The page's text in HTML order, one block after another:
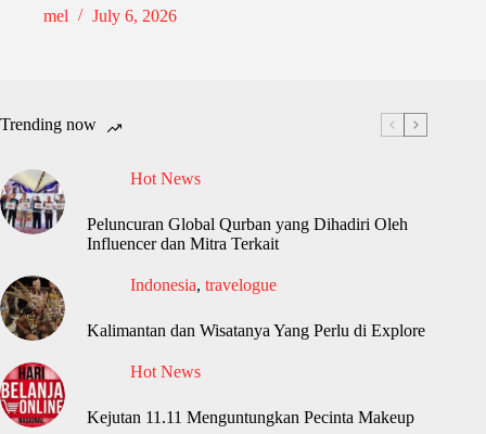
mel
July 6, 2026
Trending now
Hot News
Peluncuran Global Qurban yang Dihadiri Oleh
Influencer dan Mitra Terkait
Indonesia, travelogue
Kalimantan dan Wisatanya Yang Perlu di Explore
Hot News
Kejutan 11.11 Menguntungkan Pecinta Makeup